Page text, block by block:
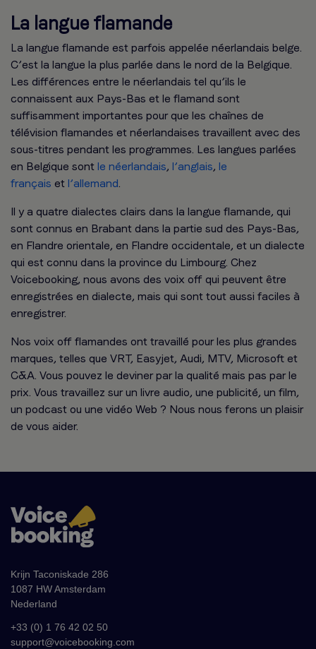
La langue flamande
La langue flamande est parfois appelée néerlandais belge.
C’est la langue la plus parlée dans le nord de la Belgique.
Les différences entre le néerlandais tel qu’ils le
connaissent aux Pays-Bas et le flamand sont
suffisamment importantes pour que les chaînes de
télévision flamandes et néerlandaises travaillent avec des
sous-titres pendant les programmes. Les langues parlées
en Belgique sont le néerlandais, l’anglais, le
français et l’allemand.
Il y a quatre dialectes clairs dans la langue flamande, qui
sont connus en Brabant dans la partie sud des Pays-Bas,
en Flandre orientale, en Flandre occidentale, et un dialecte
qui est connu dans la province du Limbourg. Chez
Voicebooking, nous avons des voix off qui peuvent être
enregistrées en dialecte, mais qui sont tout aussi faciles à
enregistrer.
Nos voix off flamandes ont travaillé pour les plus grandes
marques, telles que VRT, Easyjet, Audi, MTV, Microsoft et
C&A. Vous pouvez le deviner par la qualité mais pas par le
prix. Vous travaillez sur un livre audio, une publicité, un film,
un podcast ou une vidéo Web ? Nous nous ferons un plaisir
de vous aider.
Krijn Taconiskade 286
1087 HW Amsterdam
Nederland
+33 (0) 1 76 42 02 50
support@voicebooking.com